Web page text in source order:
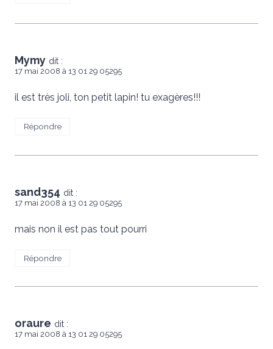
Mymy dit :
17 mai 2008 à 13 01 29 05295
il est très joli, ton petit lapin! tu exagères!!!
Répondre
sand354 dit :
17 mai 2008 à 13 01 29 05295
mais non il est pas tout pourri
Répondre
oraure dit :
17 mai 2008 à 13 01 29 05295